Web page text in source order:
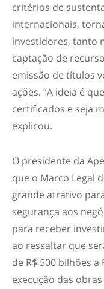
critérios de
internacionais,
investidores, tanto
captação de
emissão de títulos
ações. “A ideia é
certificados e seja
explicou.
O presidente da
que o Marco Legal
grande atrativo
segurança aos
para receber
ao ressaltar que
de R$ 500 bilhões
execução das